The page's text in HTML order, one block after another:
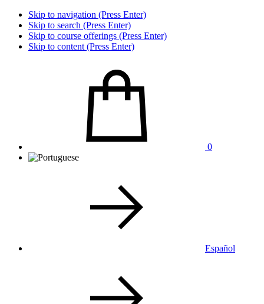
Skip to navigation (Press Enter)
Skip to search (Press Enter)
Skip to course offerings (Press Enter)
Skip to content (Press Enter)
0
Español